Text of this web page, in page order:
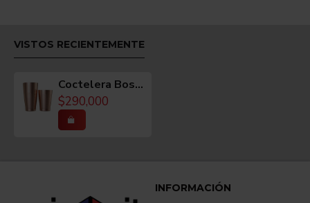
PRESENTACIÓN
No incluye caja.
VISTOS RECIENTEMENTE
Coctelera Boston Luxury Tallada Diamantes Tin y Mini 28/18oz Color Cobre
$290,000
INFORMACIÓN